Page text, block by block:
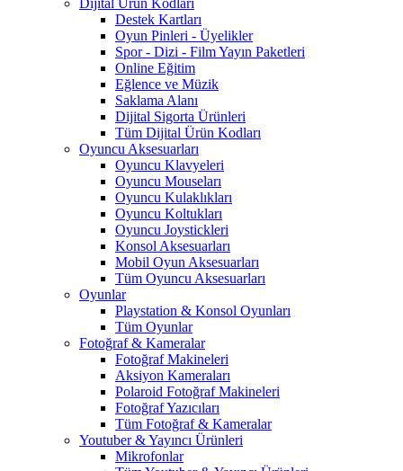
Dijital Ürün Kodları
Destek Kartları
Oyun Pinleri - Üyelikler
Spor - Dizi - Film Yayın Paketleri
Online Eğitim
Eğlence ve Müzik
Saklama Alanı
Dijital Sigorta Ürünleri
Tüm Dijital Ürün Kodları
Oyuncu Aksesuarları
Oyuncu Klavyeleri
Oyuncu Mouseları
Oyuncu Kulaklıkları
Oyuncu Koltukları
Oyuncu Joystickleri
Konsol Aksesuarları
Mobil Oyun Aksesuarları
Tüm Oyuncu Aksesuarları
Oyunlar
Playstation & Konsol Oyunları
Tüm Oyunlar
Fotoğraf & Kameralar
Fotoğraf Makineleri
Aksiyon Kameraları
Polaroid Fotoğraf Makineleri
Fotoğraf Yazıcıları
Tüm Fotoğraf & Kameralar
Youtuber & Yayıncı Ürünleri
Mikrofonlar